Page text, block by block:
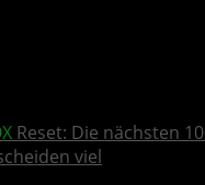
Reset: Die nächsten
viel